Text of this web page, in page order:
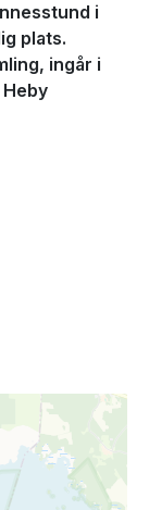
i
plats.
ingår i